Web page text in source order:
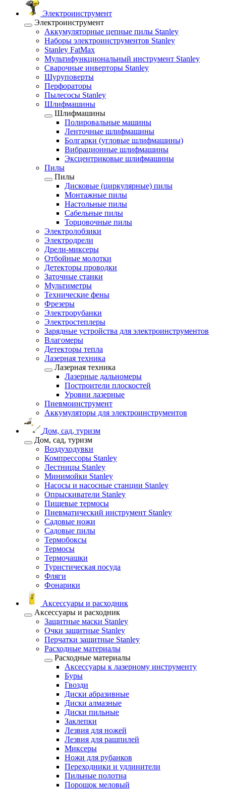
Электроинструмент
Электроинструмент
Аккумуляторные цепные пилы Stanley
Наборы электроинструментов Stanley
Stanley FatMax
Мультифункциональный инструмент Stanley
Сварочные инверторы Stanley
Шуруповерты
Перфораторы
Пылесосы Stanley
Шлифмашины
Шлифмашины
Полировальные машины
Ленточные шлифмашины
Болгарки (угловые шлифмашины)
Вибрационные шлифмашины
Эксцентриковые шлифмашины
Пилы
Пилы
Дисковые (циркулярные) пилы
Монтажные пилы
Настольные пилы
Сабельные пилы
Торцовочные пилы
Электролобзики
Электродрели
Дрели-миксеры
Отбойные молотки
Детекторы проводки
Заточные станки
Мультиметры
Технические фены
Фрезеры
Электрорубанки
Электростеплеры
Зарядные устройства для электроинструментов
Влагомеры
Детекторы тепла
Лазерная техника
Лазерная техника
Лазерные дальномеры
Построители плоскостей
Уровни лазерные
Пневмоинструмент
Аккумуляторы для электроинструментов
Дом, сад, туризм
Дом, сад, туризм
Воздуходувки
Компрессоры Stanley
Лестницы Stanley
Минимойки Stanley
Насосы и насосные станции Stanley
Опрыскиватели Stanley
Пищевые термосы
Пневматический инструмент Stanley
Садовые ножи
Садовые пилы
Термобоксы
Термосы
Термочашки
Туристическая посуда
Фляги
Фонарики
Аксессуары и расходник
Аксессуары и расходник
Защитные маски Stanley
Очки защитные Stanley
Перчатки защитные Stanley
Расходные материалы
Расходные материалы
Аксессуары к лазерному инструменту
Буры
Гвозди
Диски абразивные
Диски алмазные
Диски пильные
Заклепки
Лезвия для ножей
Лезвия для рашпилей
Миксеры
Ножи для рубанков
Переходники и удлинители
Пильные полотна
Порошок меловый